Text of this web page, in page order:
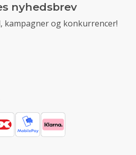
nyhedsbrev
kampagner og konkurrencer!